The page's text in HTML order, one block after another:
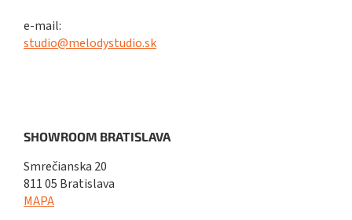
e-mail:
studio@melodystudio.sk
SHOWROOM BRATISLAVA
Smrečianska 20
811 05 Bratislava
MAPA